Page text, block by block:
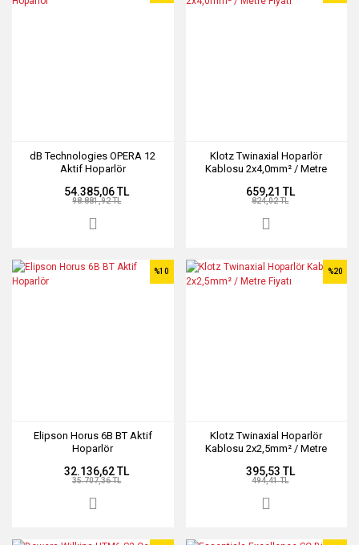
dB Technologies OPERA 12
Aktif Hoparlör
54.385,06 TL
98.881,92 TL
Klotz Twinaxial Hoparlör
Kablosu 2x4,0mm² / Metre
659,21 TL
824,02 TL
Elipson Horus 6B BT Aktif
Hoparlör
%10
32.136,62 TL
35.707,36 TL
Klotz Twinaxial Hoparlör
Kablosu 2x2,5mm² / Metre
%20
395,53 TL
494,41 TL